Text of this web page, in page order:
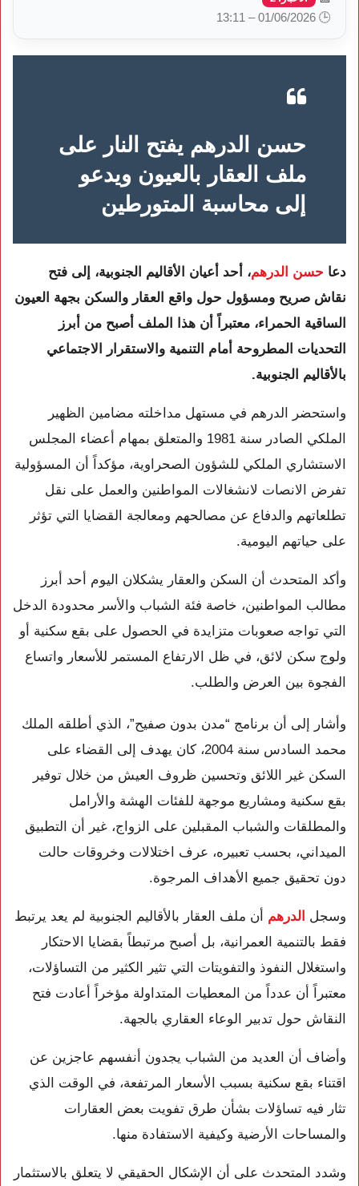
🕒 01/06/2026 – 13:11
حسن الدرهم يفتح النار على
ملف العقار بالعيون ويدعو
إلى محاسبة المتورطين
دعا حسن الدرهم، أحد أعيان الأقاليم الجنوبية، إلى فتح
نقاش صريح ومسؤول حول واقع العقار والسكن بجهة العيون
الساقية الحمراء، معتبراً أن هذا الملف أصبح من أبرز
التحديات المطروحة أمام التنمية والاستقرار الاجتماعي
بالأقاليم الجنوبية.
واستحضر الدرهم في مستهل مداخلته مضامين الظهير
الملكي الصادر سنة 1981 والمتعلق بمهام أعضاء المجلس
الاستشاري الملكي للشؤون الصحراوية، مؤكداً أن المسؤولية
تفرض الانصات لانشغالات المواطنين والعمل على نقل
تطلعاتهم والدفاع عن مصالحهم ومعالجة القضايا التي تؤثر
على حياتهم اليومية.
وأكد المتحدث أن السكن والعقار يشكلان اليوم أحد أبرز
مطالب المواطنين، خاصة فئة الشباب والأسر محدودة الدخل
التي تواجه صعوبات متزايدة في الحصول على بقع سكنية أو
ولوج سكن لائق، في ظل الارتفاع المستمر للأسعار واتساع
الفجوة بين العرض والطلب.
وأشار إلى أن برنامج “مدن بدون صفيح”، الذي أطلقه الملك
محمد السادس سنة 2004، كان يهدف إلى القضاء على
السكن غير اللائق وتحسين ظروف العيش من خلال توفير
بقع سكنية ومشاريع موجهة للفئات الهشة والأرامل
والمطلقات والشباب المقبلين على الزواج، غير أن التطبيق
الميداني، بحسب تعبيره، عرف اختلالات وخروقات حالت
دون تحقيق جميع الأهداف المرجوة.
وسجل الدرهم أن ملف العقار بالأقاليم الجنوبية لم يعد يرتبط
فقط بالتنمية العمرانية، بل أصبح مرتبطاً بقضايا الاحتكار
واستغلال النفوذ والتفويتات التي تثير الكثير من التساؤلات،
معتبراً أن عدداً من المعطيات المتداولة مؤخراً أعادت فتح
النقاش حول تدبير الوعاء العقاري بالجهة.
وأضاف أن العديد من الشباب يجدون أنفسهم عاجزين عن
اقتناء بقع سكنية بسبب الأسعار المرتفعة، في الوقت الذي
تثار فيه تساؤلات بشأن طرق تفويت بعض العقارات
والمساحات الأرضية وكيفية الاستفادة منها.
وشدد المتحدث على أن الإشكال الحقيقي لا يتعلق بالاستثمار